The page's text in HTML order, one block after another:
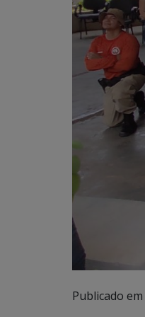
Publicado em